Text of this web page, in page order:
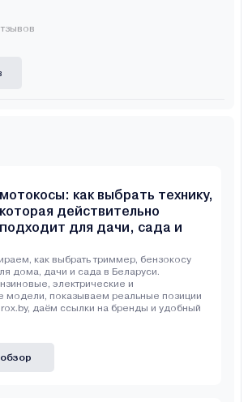
мотокосы: как выбрать технику,
которая действительно
подходит для дачи, сада и
как выбрать триммер, бензокосу
дома, дачи и сада в Беларуси.
электрические и
модели, показываем реальные позиции
даём ссылки на бренды и удобный